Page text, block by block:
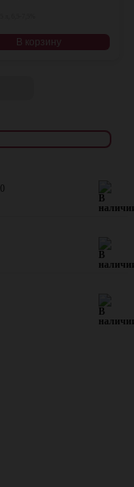
В корзину